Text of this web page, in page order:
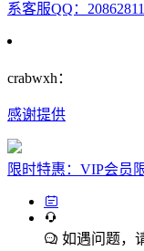
系客服QQ：20862811
crabwxh：
感谢提供
限时特惠：VIP会员
如遇问题，